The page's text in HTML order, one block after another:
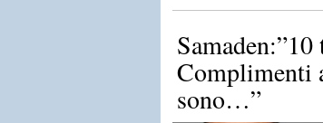
Complimenti
sono…”